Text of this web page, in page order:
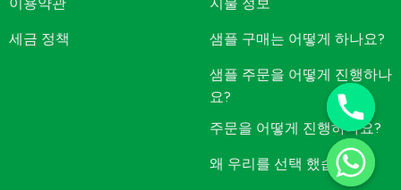
세금 정책 샘플 구매는 어떻게 하나요?
샘플 주문을 어떻게 진행하나
요?
주문을 어떻게 진행하나요?
왜 우리를 선택 했습니까